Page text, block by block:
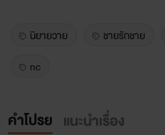
นิยายวาย ชายรักชาย
nc
คำโปรย แนะนำเรื่อง